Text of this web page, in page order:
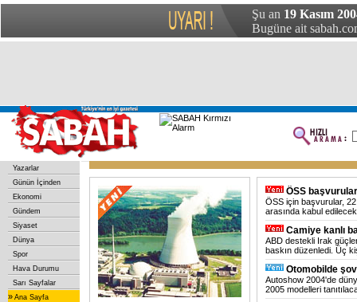
Şu an 19 Kasım
Bugüne ait
Yazarlar
Günün İçinden
Ekonomi
Gündem
Siyaset
Dünya
Spor
Hava Durumu
Sarı Sayfalar
» Ana Sayfa
ÖSS
ÖSS için başvurular, 22
arasında kabul
Camiye kanlı
ABD destekli Irak
baskın düzenledi. Üç
Otomobilde
Autoshow 2004'de
2005 modelleri